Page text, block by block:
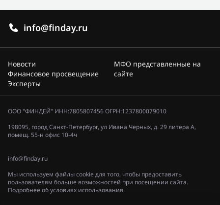
info@finday.ru
Новости
Финансовое просвещение
Эксперты
МФО представленные на
сайте
ООО "ФИНДЕЙ" ИНН:7805807456 ОГРН:1237800079010
198095, город Санкт-Петербург, ул Ивана Черных, д. 29 литера А,
помещ. 55-н офис 10-4ч
info@finday.ru
Мы используем файлы cookie для того, чтобы предоставить
пользователям больше возможностей при посещении сайта.
Подробнее об условиях использования.